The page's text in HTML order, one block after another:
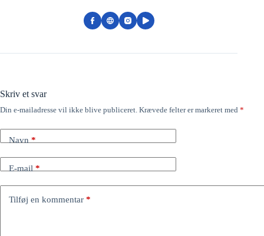
Skriv et svar
Din e-mailadresse vil ikke blive publiceret. Krævede felter er markeret med *
Navn*
E-mail*
Tilføj en kommentar *